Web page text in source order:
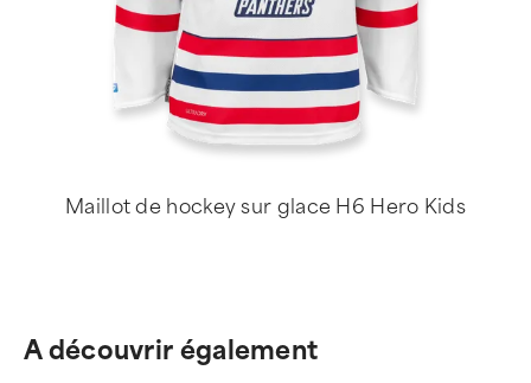
Maillot de hockey sur glace H6 Hero Kids
A découvrir également